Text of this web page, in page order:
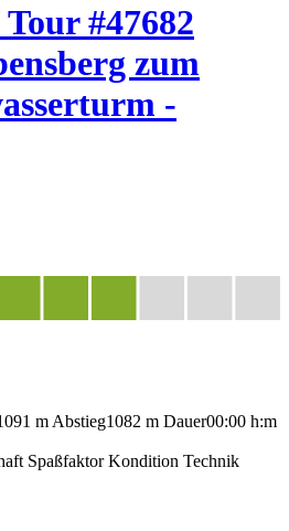
#47682
zum
-
m Abstieg1082 m Dauer00:00 h:m
Spaßfaktor Kondition Technik